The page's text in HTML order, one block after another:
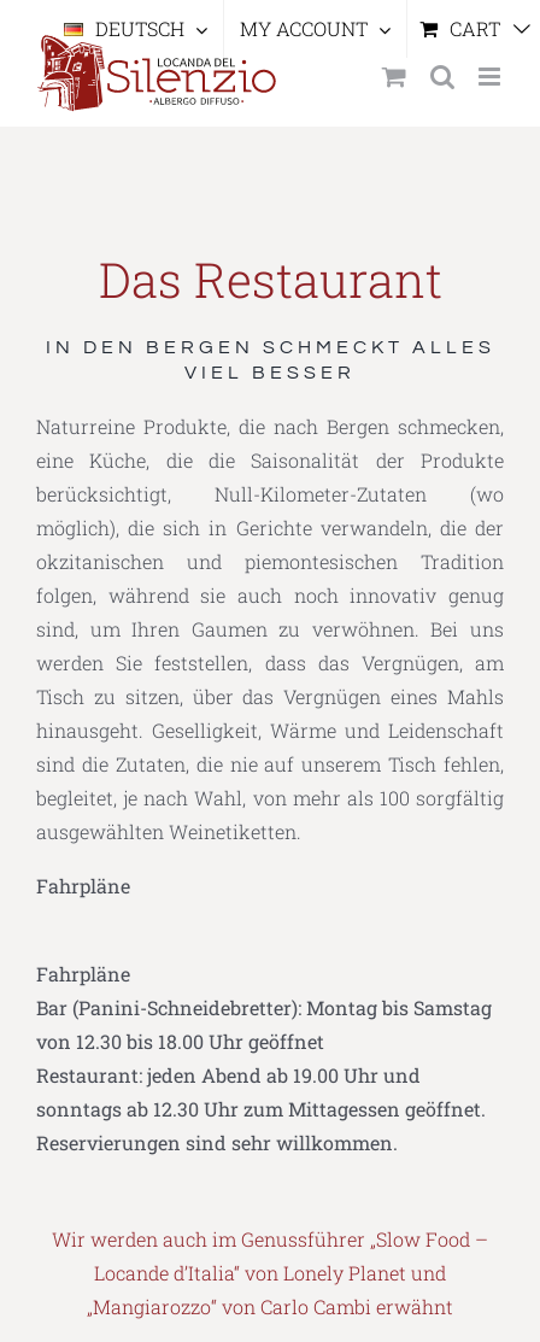
content
DEUTSCH MY ACCOUNT CART
Das Restaurant
IN DEN BERGEN SCHMECKT ALLES
VIEL BESSER
Naturreine Produkte, die nach Bergen schmecken,
eine Küche, die die Saisonalität der Produkte
berücksichtigt, Null-Kilometer-Zutaten (wo
möglich), die sich in Gerichte verwandeln, die der
okzitanischen und piemontesischen Tradition
folgen, während sie auch noch innovativ genug
sind, um Ihren Gaumen zu verwöhnen. Bei uns
werden Sie feststellen, dass das Vergnügen, am
Tisch zu sitzen, über das Vergnügen eines Mahls
hinausgeht. Geselligkeit, Wärme und Leidenschaft
sind die Zutaten, die nie auf unserem Tisch fehlen,
begleitet, je nach Wahl, von mehr als 100 sorgfältig
ausgewählten Weinetiketten.
Fahrpläne
Fahrpläne
Bar (Panini-Schneidebretter): Montag bis Samstag
von 12.30 bis 18.00 Uhr geöffnet
Restaurant: jeden Abend ab 19.00 Uhr und
sonntags ab 12.30 Uhr zum Mittagessen geöffnet.
Reservierungen sind sehr willkommen.
Wir werden auch im Genussführer „Slow Food –
Locande d’Italia“ von Lonely Planet und
„Mangiarozzo“ von Carlo Cambi erwähnt